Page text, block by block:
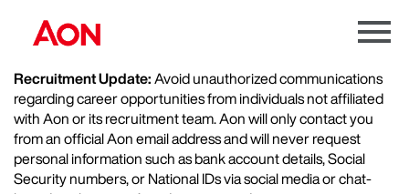
Menu
Recruitment Update:Avoid unauthorized communications
regarding career opportunities from individuals not affiliated
with Aon or its recruitment team. Aon will only contact you
from an official Aon email address and will never request
personal information such as bank account details, Social
Security numbers, or National IDs via social media or chat-